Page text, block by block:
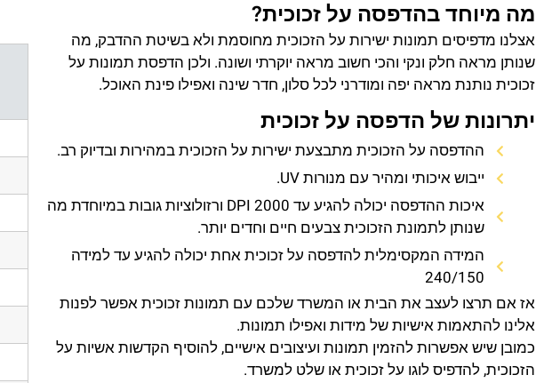
מה מיוחד בהדפסה על זכוכית?
אצלנו מדפיסים תמונות ישירות על הזכוכית מחוסמת ולא בשיטת ההדבק, מה
שנותן מראה חלק ונקי והכי חשוב מראה יוקרתי ושונה. ולכן הדפסת תמונות על
זכוכית נותנת מראה יפה ומודרני לכל סלון, חדר שינה ואפילו פינת האוכל.
יתרונות של הדפסה על זכוכית
ההדפסה על הזכוכית מתבצעת ישירות על הזכוכית במהירות ובדיוק רב.
ייבוש איכותי ומהיר עם מנורות UV.
איכות ההדפסה יכולה להגיע עד 2000 DPI ורזולוציות גובות במיוחדת מה
שנותן לתמונת הזכוכית צבעים חיים וחדים יותר.
המידה המקסימלית להדפסה על זכוכית אחת יכולה להגיע עד למידה
240/150
אז אם תרצו לעצב את הבית או המשרד שלכם עם תמונות זכוכית אפשר לפנות
אלינו להתאמות אישיות של מידות ואפילו תמונות.
כמובן שיש אפשרות להזמין תמונות ועיצובים אישיים, להוסיף הקדשות אשיות על
הזכוכית, להדפיס לוגו על זכוכית או שלט למשרד.